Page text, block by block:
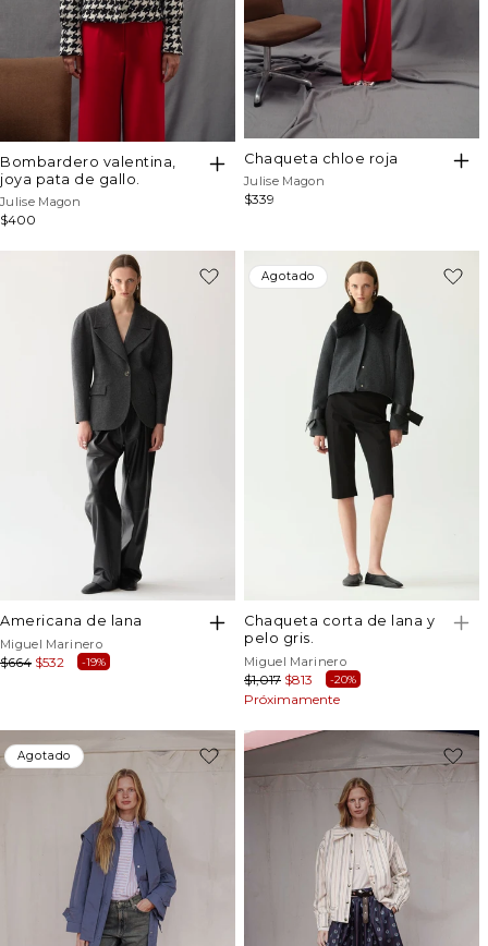
bombardero valentina,
joya pata de gallo.
Proveedor:
Julise Magon
Precio
$400
chaqueta chloe roja
Proveedor:
Julise Magon
Precio
$339
americana de lana
Proveedor:
Miguel Marinero
Precio
$664 Precio
$532 -19%
Agotado
chaqueta corta de lana y
pelo gris.
Proveedor:
Miguel Marinero
Precio
habitual
$1,017 Precio
de
$813 -20%
Próximamente
Agotado
Agotado
Agotado -47%